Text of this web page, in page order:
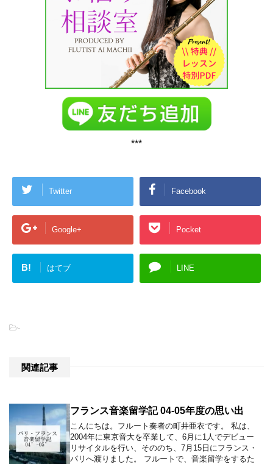
***
Twitter Facebook
Google+ Pocket
B! はてブ LINE
-
関連記事
フランス音楽留学記 04-05年度の思い出
こんにちは。フルート奏者の町井亜衣です。 私は、
2004年に東京音大を卒業して、6月に1人でデビュー
リサイタルを行い、そののち、7月15日にフランス・
パリへ渡りました。 フルートで、音楽留学をするた